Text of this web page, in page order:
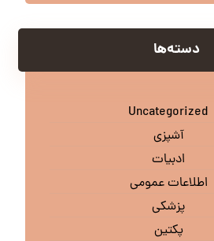
دسته‌ها
Uncategorized
آشپزی
ادبیات
اطلاعات عمومی
پزشکی
پکتین